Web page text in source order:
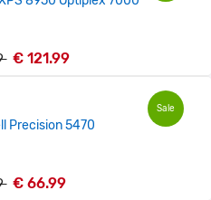
€ 121.99
Sale
Precision 5470
€ 66.99